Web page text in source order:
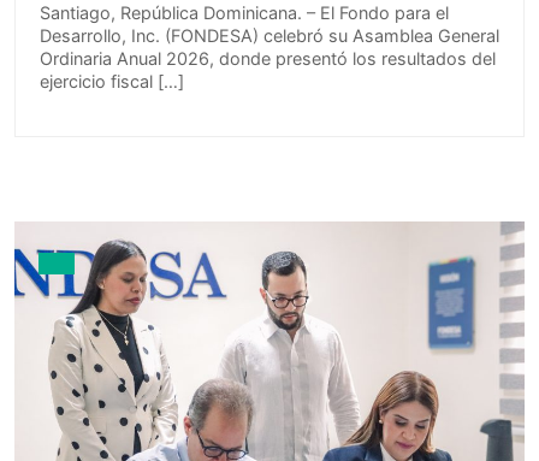
Santiago, República Dominicana. – El Fondo para el
Desarrollo, Inc. (FONDESA) celebró su Asamblea General
Ordinaria Anual 2026, donde presentó los resultados del
ejercicio fiscal […]